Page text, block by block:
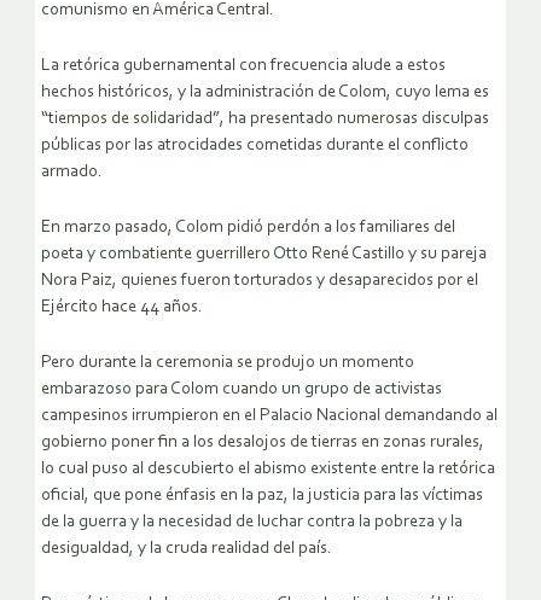
comunismo en América Central.
La retórica gubernamental con frecuencia alude a estos
hechos históricos, y la administración de Colom, cuyo lema es
“tiempos de solidaridad”, ha presentado numerosas disculpas
públicas por las atrocidades cometidas durante el conflicto
armado.
En marzo pasado, Colom pidió perdón a los familiares del
poeta y combatiente guerrillero Otto René Castillo y su pareja
Nora Paiz, quienes fueron torturados y desaparecidos por el
Ejército hace 44 años.
Pero durante la ceremonia se produjo un momento
embarazoso para Colom cuando un grupo de activistas
campesinos irrumpieron en el Palacio Nacional demandando al
gobierno poner fin a los desalojos de tierras en zonas rurales,
lo cual puso al descubierto el abismo existente entre la retórica
oficial, que pone énfasis en la paz, la justicia para las víctimas
de la guerra y la necesidad de luchar contra la pobreza y la
desigualdad, y la cruda realidad del país.